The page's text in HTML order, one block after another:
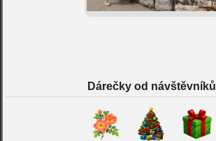
Dárečky od návštěvníků